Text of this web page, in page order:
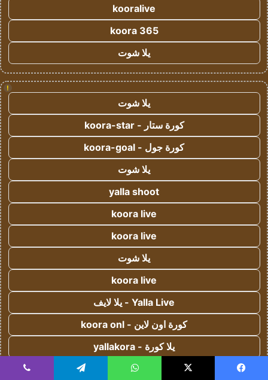
kooralive
koora 365
يلا شوت
!
يلا شوت
كورة ستار - koora-star
كورة جول - koora-goal
يلا شوت
yalla shoot
koora live
koora live
يلا شوت
koora live
Yalla Live - يلا لايف
كورة اون لاين - koora onl
يلا كورة - yallakora
كورة 365 - kooora 365